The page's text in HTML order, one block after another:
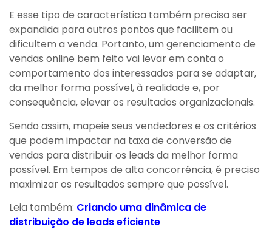
E esse tipo de característica também precisa ser
expandida para outros pontos que facilitem ou
dificultem a venda. Portanto, um gerenciamento de
vendas online bem feito vai levar em conta o
comportamento dos interessados para se adaptar,
da melhor forma possível, à realidade e, por
consequência, elevar os resultados organizacionais.
Sendo assim, mapeie seus vendedores e os critérios
que podem impactar na taxa de conversão de
vendas para distribuir os leads da melhor forma
possível. Em tempos de alta concorrência, é preciso
maximizar os resultados sempre que possível.
Leia também: Criando uma dinâmica de
distribuição de leads eficiente